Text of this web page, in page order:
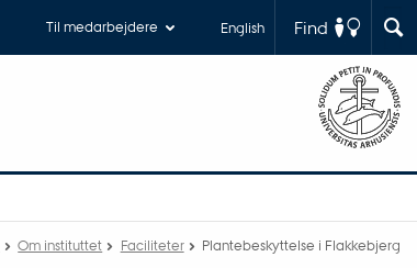
Find
English
Til medarbejdere
Om instituttet Faciliteter Plantebeskyttelse i Flakkebjerg